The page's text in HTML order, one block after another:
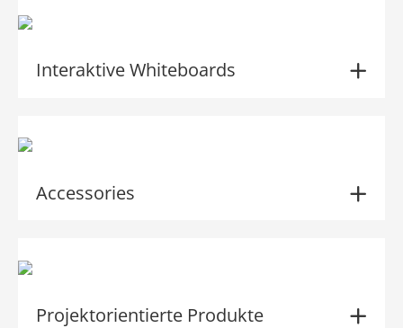
Interaktive Whiteboards
Accessories
Projektorientierte Produkte